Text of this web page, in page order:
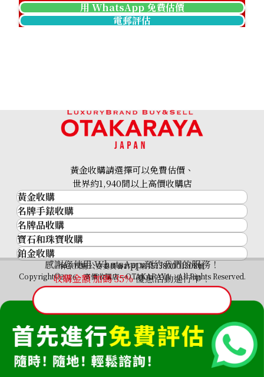
Chanel Matelasse Wild Stitch Shoulder Bag
參考回收價
HKD 27,437.29
用 WhatsApp 免費估價
電郵評估
感謝您使用 WhatsApp 預約我們的服務！
收購金額 加碼35%優惠活動進行中！
黃金收購請選擇可以免費估價、
世界約1,940間以上高價收購店
黃金收購
黃金･金條
金條
金幣及銀幣
過去十年黃金價格
金飾
金戒指
金頸鍊
名牌手錶收購
名牌手錶收購
勞力士 (Rolex)
Patek Philippe
Audemars Piguet
Vacheron Constantin
A. Lange & Söhne
Breguet
名牌品收購
名牌品收購
HERMES
LOUIS VUITTON
CHANEL
卡地亞（Cartier）
CELINE
FENDI
Christian Dior
GUCCI
寶石和珠寶收購
寶石和珠寶
祖母綠
藍寶石
紅寶石
鉑金收購
神奈川縣公安委員會許可 第451380001308號
Copyright©2026 高價收購店—OTAKARAYA All Rights Reserved.